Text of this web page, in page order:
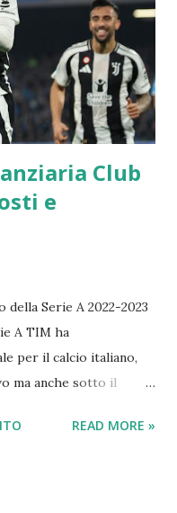
Club
e
Serie A 2022-2023
A TIM ha
per il calcio italiano,
ma anche sotto il
europee, l'analisi
READ MORE »